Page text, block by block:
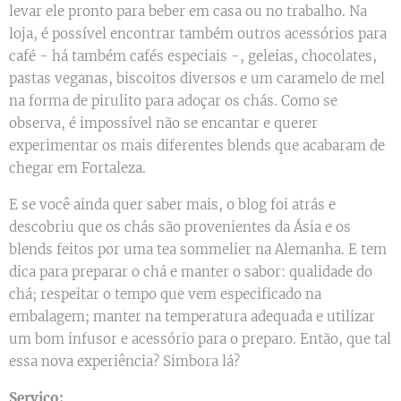
levar ele pronto para beber em casa ou no trabalho. Na
loja, é possível encontrar também outros acessórios para
café - há também cafés especiais -, geleias, chocolates,
pastas veganas, biscoitos diversos e um caramelo de mel
na forma de pirulito para adoçar os chás. Como se
observa, é impossível não se encantar e querer
experimentar os mais diferentes blends que acabaram de
chegar em Fortaleza.
E se você ainda quer saber mais, o blog foi atrás e
descobriu que os chás são provenientes da Ásia e os
blends feitos por uma tea sommelier na Alemanha. E tem
dica para preparar o chá e manter o sabor: qualidade do
chá; respeitar o tempo que vem especificado na
embalagem; manter na temperatura adequada e utilizar
um bom infusor e acessório para o preparo. Então, que tal
essa nova experiência? Simbora lá?
Serviço: